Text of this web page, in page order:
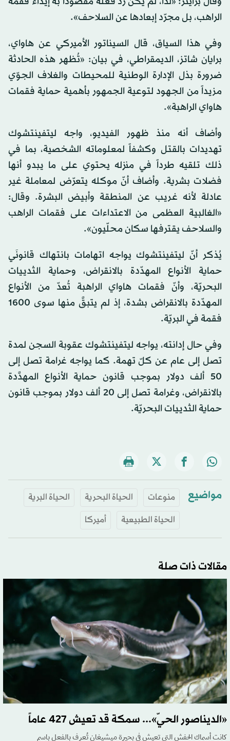
الراهب، بل مجرّد إبعادها عن السلاحف».
وفي هذا السياق، قال السيناتور الأميركي عن هاواي،
برايان شاتز، الديمقراطي، في بيان: «تُظهر هذه الحادثة
ضرورة بذل الإدارة الوطنية للمحيطات والغلاف الجوّي
مزيداً من الجهود لتوعية الجمهور بأهمية حماية فقمات
هاواي الراهبة».
وأضاف أنه منذ ظهور الفيديو، واجه ليتفينتشوك
تهديدات بالقتل وكشفاً لمعلوماته الشخصية، بما في
ذلك تلقيه طرداً في منزله يحتوي على ما يبدو أنها
فضلات بشرية. وأضاف أنّ موكله يتعرّض لمعاملة غير
عادلة لأنه غريب عن المنطقة وأبيض البشرة. وقال:
«الغالبية العظمى من الاعتداءات على فقمات الراهب
والسلاحف يقترفها سكان محلّيون».
يُذكر أنّ ليتفينتشوك يواجه اتهامات بانتهاك قانونَي
حماية الأنواع المهدّدة بالانقراض، وحماية الثدييات
البحريّة، وأنّ فقمات هاواي الراهبة تُعدّ من الأنواع
المهدّدة بالانقراض بشدة، إذ لم يتبقَّ منها سوى 1600
فقمة في البريّة.
وفي حال إدانته، يواجه ليتفينتشوك عقوبة السجن لمدة
تصل إلى عام عن كلّ تهمة. كما يواجه غرامة تصل إلى
50 ألف دولار بموجب قانون حماية الأنواع المهدَّدة
بالانقراض، وغرامة تصل إلى 20 ألف دولار بموجب قانون
حماية الثدييات البحريّة.
مواضيع منوعات الحياة البحرية
الحياة البرية
الحياة الطبيعية
أميركا
مقالات ذات صلة
«الديناصور الحيّ»... سمكة قد تعيش 427 عاماً
كانت أسماك الحفش التي تعيش في بحيرة ميشيغان تُعرف بالفعل باسم